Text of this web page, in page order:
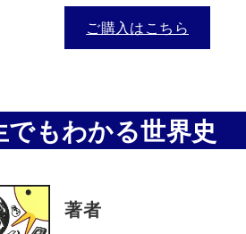
ご購入はこちら
でもわかる世界史
著者